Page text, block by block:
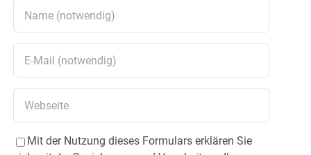
Mit der Nutzung dieses Formulars erklären Sie